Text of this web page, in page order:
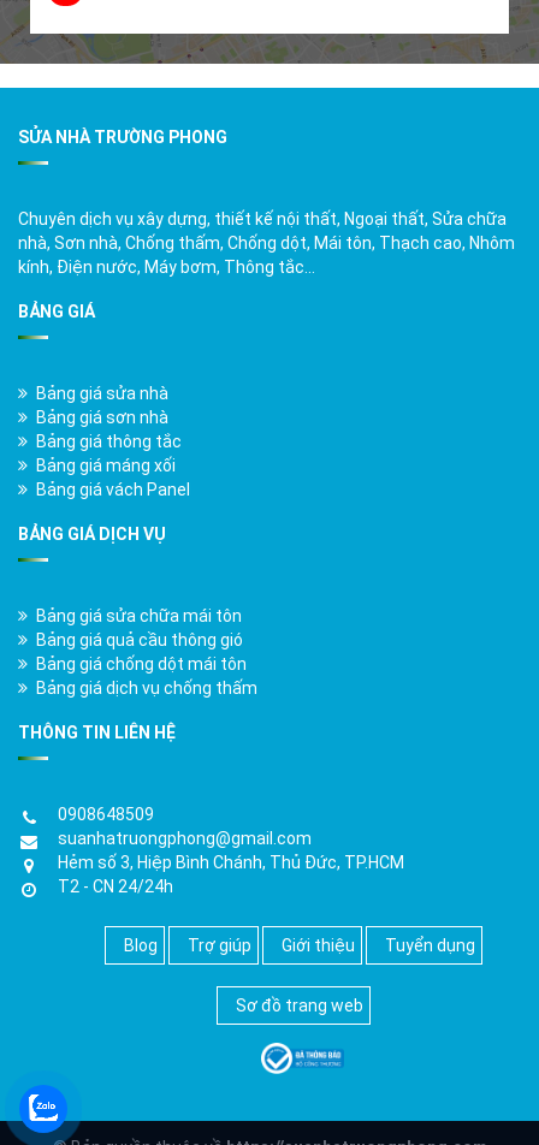
SỬA NHÀ TRƯỜNG PHONG
Chuyên dịch vụ xây dựng, thiết kế nội thất, Ngoại thất, Sửa chữa
nhà, Sơn nhà, Chống thấm, Chống dột, Mái tôn, Thạch cao, Nhôm
kính, Điện nước, Máy bơm, Thông tắc…
BẢNG GIÁ
Bảng giá sửa nhà
Bảng giá sơn nhà
Bảng giá thông tắc
Bảng giá máng xối
Bảng giá vách Panel
BẢNG GIÁ DỊCH VỤ
Bảng giá sửa chữa mái tôn
Bảng giá quả cầu thông gió
Bảng giá chống dột mái tôn
Bảng giá dịch vụ chống thấm
THÔNG TIN LIÊN HỆ
0908648509
suanhatruongphong@gmail.com
Hẻm số 3, Hiệp Bình Chánh, Thủ Đức, TP.HCM
T2 - CN 24/24h
Blog Trợ giúp Giới thiệu Tuyển dụng
Sơ đồ trang web